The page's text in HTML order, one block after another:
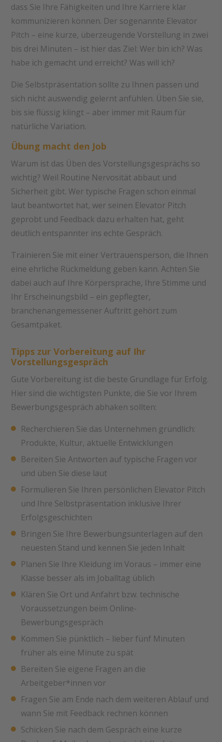
dass Sie Ihre Fähigkeiten und Ihre Karriere klar
kommunizieren können. Der sogenannte Elevator
Pitch – eine kurze, überzeugende Vorstellung in zwei
bis drei Minuten – ist hier das Ziel: Wer bin ich? Was
habe ich gemacht und erreicht? Was will ich?
Die Selbstpräsentation sollte zu Ihnen passen und
sich nicht auswendig gelernt anfühlen. Üben Sie sie,
bis sie flüssig klingt – aber immer mit Raum für
natürliche Variation.
Übung macht den Job
Warum ist das Üben des Vorstellungsgesprächs so
wichtig? Weil Routine Nervosität abbaut und
Sicherheit gibt. Wer typische Fragen schon einmal
laut beantwortet hat, wer seinen Elevator Pitch
geprobt und Feedback dazu erhalten hat, geht
deutlich entspannter ins echte Gespräch.
Trainieren Sie mit einer Vertrauensperson, die Ihnen
eine ehrliche Rückmeldung geben kann. Achten Sie
dabei auch auf Ihre Körpersprache, Ihre Stimme und
Ihr Erscheinungsbild – ein gepflegter,
branchenangemessener Auftritt gehört zum
Gesamtpaket.
Tipps zur Vorbereitung auf Ihr
Vorstellungsgespräch
Gute Vorbereitung ist die beste Grundlage für Erfolg.
Hier sind die wichtigsten Punkte, die Sie vor Ihrem
Bewerbungsgespräch abhaken sollten:
Recherchieren Sie das Unternehmen gründlich:
Produkte, Kultur, aktuelle Entwicklungen
Bereiten Sie Antworten auf typische Fragen vor
und üben Sie diese laut
Formulieren Sie Ihren persönlichen Elevator Pitch
und Ihre Selbstpräsentation inklusive Ihrer
Erfolgsgeschichten
Bringen Sie Ihre Bewerbungsunterlagen auf den
neuesten Stand und kennen Sie jeden Inhalt
Planen Sie Ihre Kleidung im Voraus – immer eine
Klasse besser als im Joballtag üblich
Klären Sie Ort und Anfahrt bzw. technische
Voraussetzungen beim Online-
Bewerbungsgespräch
Kommen Sie pünktlich – lieber fünf Minuten
früher als eine Minute zu spät
Bereiten Sie eigene Fragen an die
Arbeitgeber*innen vor
Fragen Sie am Ende nach dem weiteren Ablauf und
wann Sie mit Feedback rechnen können
Schicken Sie nach dem Gespräch eine kurze